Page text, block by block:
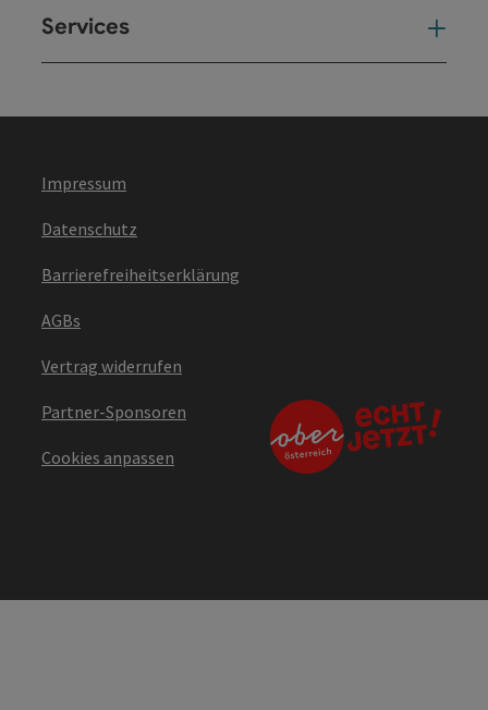
Services
Impressum
Datenschutz
Barrierefreiheitserklärung
AGBs
Vertrag widerrufen
Partner-Sponsoren
Cookies anpassen